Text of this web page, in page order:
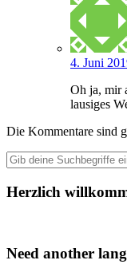
4. Juni
Oh ja, mir
lausiges
Die Kommentare sind
Herzlich
Need another